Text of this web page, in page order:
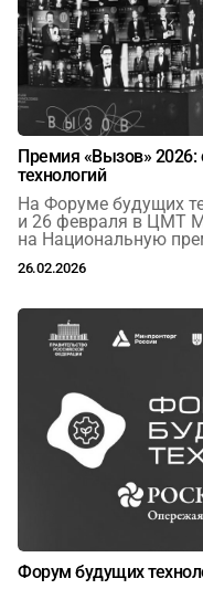
Аналитика
Актуальное
Международное
Мнения
Социальная среда
Рестораны ЦМТ
Банкетный комплекс
Конгресс-центр
Январь
Апрель
Июль
Октябрь
Премия «Вызов» 2026:
технологий
На Форуме будущих
и 26 февраля в ЦМТ
на Национальную
26.02.2026
Форум будущих